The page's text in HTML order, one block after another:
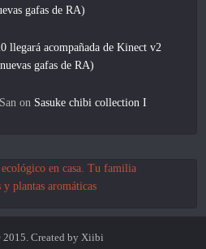
gafas de RA)
llegará acompañada de Kinect v2
gafas de RA)
on Sasuke chibi collection I
en casa. Tu familia
plantas aromáticas
Created by Xiibi